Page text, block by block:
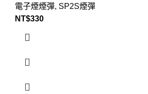
電子煙煙彈, SP2S煙彈
NT$330